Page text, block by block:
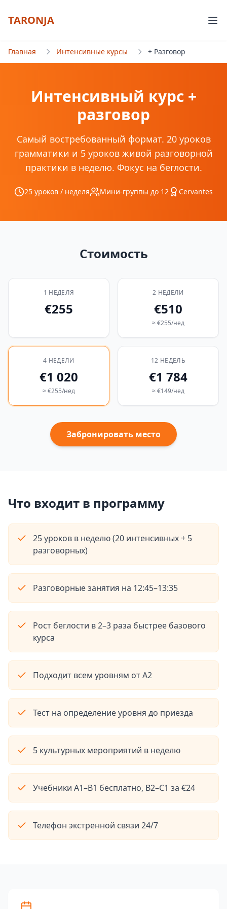
TARONJA
Главная Интенсивные курсы + Разговор
Интенсивный курс +
разговор
Самый востребованный формат. 20 уроков
грамматики и 5 уроков живой разговорной
практики в неделю. Фокус на беглости.
25 уроков / неделя Мини-группы до 12 Cervantes
Стоимость
1 НЕДЕЛЯ
€255
2 НЕДЕЛИ
€510
≈€255/нед
4 НЕДЕЛИ
€1 020
≈€255/нед
12 НЕДЕЛЬ
€1 784
≈€149/нед
Забронировать место
Что входит в программу
25 уроков в неделю (20 интенсивных + 5
разговорных)
Разговорные занятия на 12:45–13:35
Рост беглости в 2–3 раза быстрее базового
курса
Подходит всем уровням от A2
Тест на определение уровня до приезда
5 культурных мероприятий в неделю
Учебники A1–B1 бесплатно, B2–C1 за €24
Телефон экстренной связи 24/7